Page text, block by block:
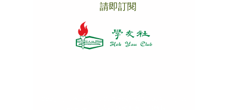
請即訂閱